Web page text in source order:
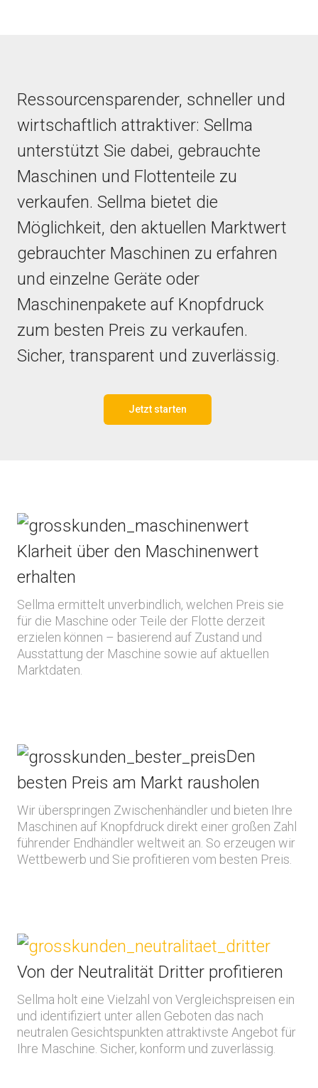
Ressourcensparender, schneller und
wirtschaftlich attraktiver: Sellma
unterstützt Sie dabei, gebrauchte
Maschinen und Flottenteile zu
verkaufen. Sellma bietet die
Möglichkeit, den aktuellen Marktwert
gebrauchter Maschinen zu erfahren
und einzelne Geräte oder
Maschinenpakete auf Knopfdruck
zum besten Preis zu verkaufen.
Sicher, transparent und zuverlässig.
Jetzt starten
Klarheit über den Maschinenwert
erhalten
Sellma ermittelt unverbindlich, welchen Preis sie
für die Maschine oder Teile der Flotte derzeit
erzielen können – basierend auf Zustand und
Ausstattung der Maschine sowie auf aktuellen
Marktdaten.
Den
besten Preis am Markt rausholen
Wir überspringen Zwischenhändler und bieten Ihre
Maschinen auf Knopfdruck direkt einer großen Zahl
führender Endhändler weltweit an. So erzeugen wir
Wettbewerb und Sie profitieren vom besten Preis.
Von der Neutralität Dritter profitieren
Sellma holt eine Vielzahl von Vergleichspreisen ein
und identifiziert unter allen Geboten das nach
neutralen Gesichtspunkten attraktivste Angebot für
Ihre Maschine. Sicher, konform und zuverlässig.